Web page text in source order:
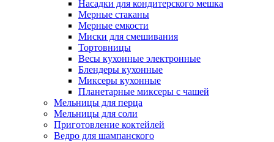
Насадки для кондитерского мешка
Мерные стаканы
Мерные емкости
Миски для смешивания
Тортовницы
Весы кухонные электронные
Блендеры кухонные
Миксеры кухонные
Планетарные миксеры с чашей
Мельницы для перца
Мельницы для соли
Приготовление коктейлей
Ведро для шампанского